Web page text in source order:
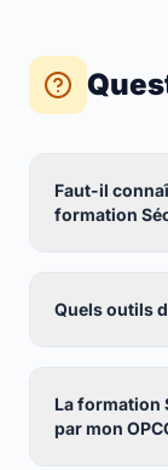
Faut-il
formation
Quels outils
La formation
par mon